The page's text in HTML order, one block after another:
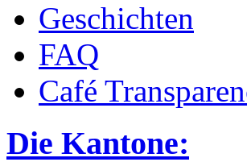
Geschichten
FAQ
Café
Die Kantone: